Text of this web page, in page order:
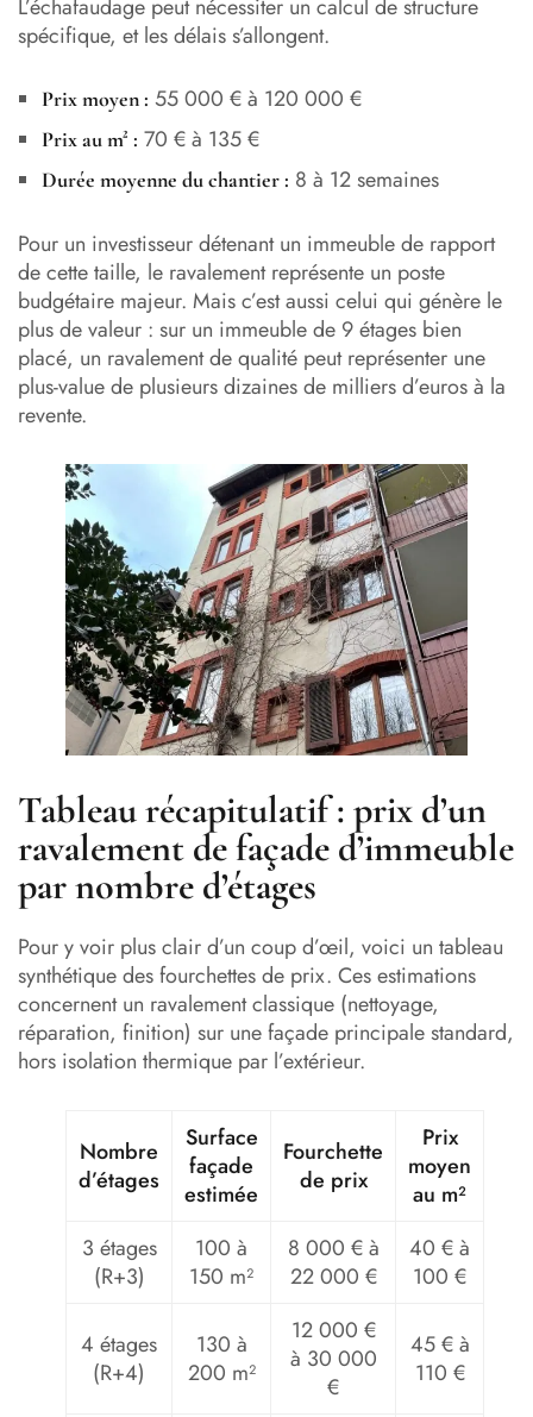
L’échafaudage peut nécessiter un calcul de structure
spécifique, et les délais s’allongent.
Prix moyen : 55 000 € à 120 000 €
Prix au m² : 70 € à 135 €
Durée moyenne du chantier : 8 à 12 semaines
Pour un investisseur détenant un immeuble de rapport
de cette taille, le ravalement représente un poste
budgétaire majeur. Mais c’est aussi celui qui génère le
plus de valeur : sur un immeuble de 9 étages bien
placé, un ravalement de qualité peut représenter une
plus-value de plusieurs dizaines de milliers d’euros à la
revente.
Tableau récapitulatif : prix d’un
ravalement de façade d’immeuble
par nombre d’étages
Pour y voir plus clair d’un coup d’œil, voici un tableau
synthétique des fourchettes de prix. Ces estimations
concernent un ravalement classique (nettoyage,
réparation, finition) sur une façade principale standard,
hors isolation thermique par l’extérieur.
Nombre
d’étages
Surface
façade
estimée
Fourchette
de prix
Prix
moyen
au m²
3 étages
(R+3)
100 à
150 m²
8 000 € à
22 000 €
40 € à
100 €
4 étages
(R+4)
130 à
200 m²
12 000 €
à 30 000
€
45 € à
110 €